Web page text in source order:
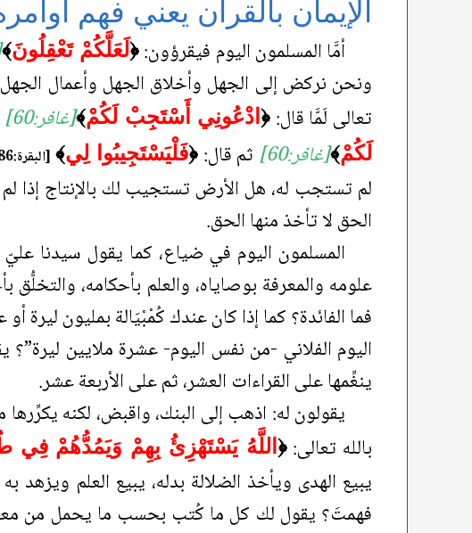
الإيمان بالقرآن يعني فهم
أمَّا المسلمون اليوم فيقرؤون: ﴿لَعَلَّكُمْ تَعْقِلُونَ﴾
ونحن نركض إلى الجهل وأخلاق الجهل وأعمال
تعالى لَمَّا قال: ﴿ادْعُونِي أَسْتَجِبْ لَكُمْ﴾[غافر:60]
لَكُمْ﴾[غافر:60] ثم قال: ﴿فَلْيَسْتَجِيبُوا لِي﴾ [البقرة:186]
لم تستجب له، هل الأرض تستجيب لك بالإنتاج إذا
الحق لا تأخذ منها الحق.
المسلمون اليوم في ضياع، كما يقول سيدنا عليّ
علومه والمعرفة بوصاياه، والعلم بأحكامه، والتخلُّق
فما الفائدة؟ كما إذا كان عندك كُمْبْيَالة بمليون ليرة
اليوم الفلاني -من نفس اليوم- عشرة ملايين
ينغِّمها على القراءات العشر، ثم على الأربعة عشر.
يقولون له: اذهب إلى البنك، واقبض، لكنه
بالله تعالى:﴿ اللَّهُ يَسْتَهْزِئُ بِهِمْ وَيَمُدُّهُمْ فِي
يبيع الهدى ويأخذ الضلالة بدله، يبيع العلم
فهمتَ؟ يقول لك كل ما كُتب بحسب ما يحمل من